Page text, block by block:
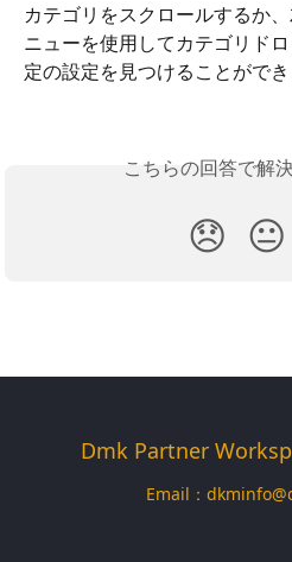
カテゴリをスクロールするか
ニューを使用してカテゴリド
定の設定を見つけることができ
こちらの回答で解
😞 😐
Dmk Partner
Email：